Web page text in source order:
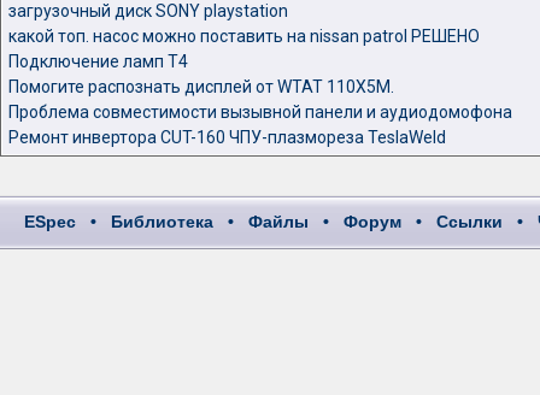
загрузочный диск SONY playstation
какой топ. насос можно поставить на nissan patrol РЕШЕНО
Подключение ламп Т4
Помогите распознать дисплей от WTAT 110X5M.
Проблема совместимости вызывной панели и аудиодомофона
Ремонт инвертора CUT-160 ЧПУ-плазмореза TeslaWeld
ESpec • Библиотека • Файлы • Форум • Ссылки •